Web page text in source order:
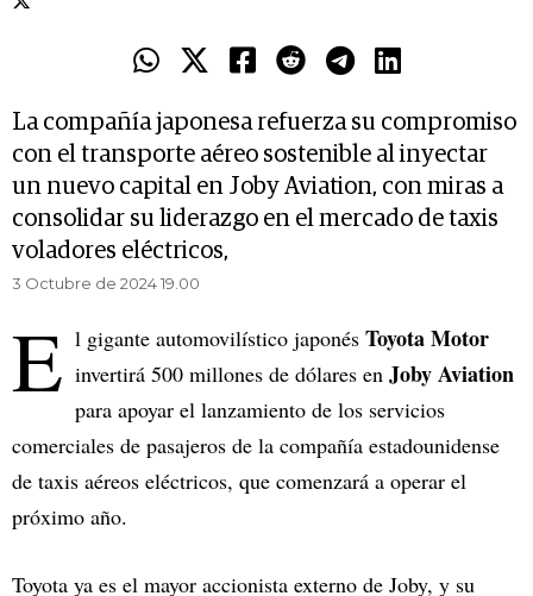
La compañía japonesa refuerza su compromiso
con el transporte aéreo sostenible al inyectar
un nuevo capital en Joby Aviation, con miras a
consolidar su liderazgo en el mercado de taxis
voladores eléctricos,
3 Octubre de 2024 19.00
E l gigante automovilístico japonés Toyota Motor
invertirá 500 millones de dólares en Joby Aviation
para apoyar el lanzamiento de los servicios
comerciales de pasajeros de la compañía estadounidense
de taxis aéreos eléctricos, que comenzará a operar el
próximo año.
Toyota ya es el mayor accionista externo de Joby, y su